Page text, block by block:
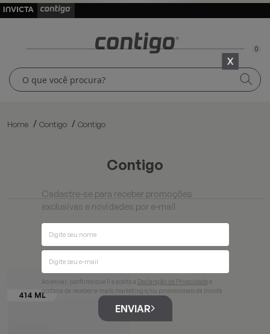
0
Home Contigo Contigo
contigo
Filtros
Cadastre-se para receber promoções
exclusivas e novidades por e-mail
Ao enviar, confirmo que li e aceito a Declaração de Privacidadee
gostaria de receber e-mails marketing e/ou promocionais da Invicta
ENVIAR